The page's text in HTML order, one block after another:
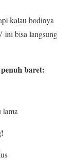
kalau bodinya
ini bisa langsung
baret:
lama